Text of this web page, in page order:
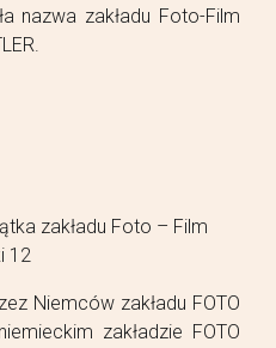
nazwa zakładu Foto-Film
zakładu Foto – Film
12
Niemców zakładu FOTO
zakładzie FOTO